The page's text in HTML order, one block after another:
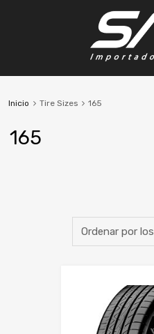
Inicio Tire Sizes 165
165